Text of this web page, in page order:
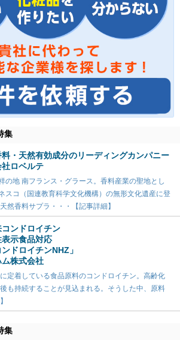
集
料・天然有効成分のリーディングカンパニー
ロベルテ
の地 南フランス・グラース。香料産業の聖地とし
スコ（国連教育科学文化機構）の無形文化遺産に登
然香料サプラ・・・【記事詳細】
コンドロイチン
示食品対応
ンドロイチンNHZ」
ム株式会社
定着している食品原料のコンドロイチン。高齢化
も持続することが見込まれる。そうした中、原料
集